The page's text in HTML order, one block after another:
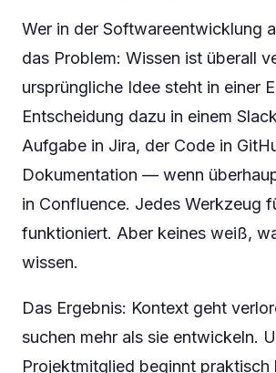
Wer in der Softwareentwicklung
das Problem: Wissen ist überall
ursprüngliche Idee steht in einer
Entscheidung dazu in einem
Aufgabe in Jira, der Code in
Dokumentation — wenn
in Confluence. Jedes Werkzeug
funktioniert. Aber keines weiß,
wissen.
Das Ergebnis: Kontext geht
suchen mehr als sie entwickeln.
Projektmitglied beginnt praktisch